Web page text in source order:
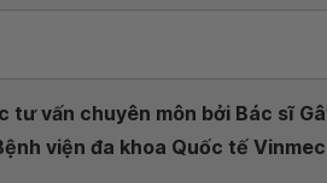
tư vấn chuyên môn bởi Bác sĩ
viện đa khoa Quốc tế